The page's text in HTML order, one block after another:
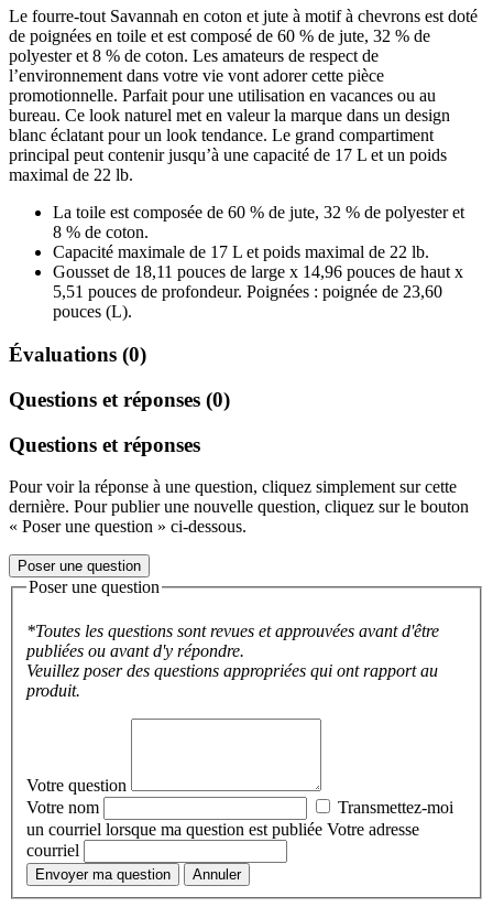
Le fourre-tout Savannah en coton et jute à motif à chevrons est doté
de poignées en toile et est composé de 60 % de jute, 32 % de
polyester et 8 % de coton. Les amateurs de respect de
l’environnement dans votre vie vont adorer cette pièce
promotionnelle. Parfait pour une utilisation en vacances ou au
bureau. Ce look naturel met en valeur la marque dans un design
blanc éclatant pour un look tendance. Le grand compartiment
principal peut contenir jusqu’à une capacité de 17 L et un poids
maximal de 22 lb.
La toile est composée de 60 % de jute, 32 % de polyester et
8 % de coton.
Capacité maximale de 17 L et poids maximal de 22 lb.
Gousset de 18,11 pouces de large x 14,96 pouces de haut x
5,51 pouces de profondeur. Poignées : poignée de 23,60
pouces (L).
Évaluations (0)
Questions et réponses (0)
Questions et réponses
Pour voir la réponse à une question, cliquez simplement sur cette
dernière. Pour publier une nouvelle question, cliquez sur le bouton
« Poser une question » ci-dessous.
Poser une question
Poser une question
*Toutes les questions sont revues et approuvées avant d'être
publiées ou avant d'y répondre.
Veuillez poser des questions appropriées qui ont rapport au
produit.
Votre question
Votre nom
Transmettez-moi
un courriel lorsque ma question est publiée Votre adresse
courriel
Envoyer ma question Annuler